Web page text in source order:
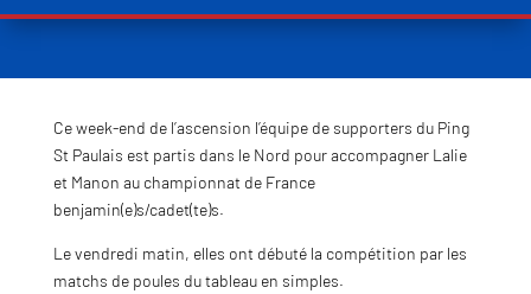
Ce week-end de l’ascension l’équipe de supporters du Ping
St Paulais est partis dans le Nord pour accompagner Lalie
et Manon au championnat de France
benjamin(e)s/cadet(te)s.
Le vendredi matin, elles ont débuté la compétition par les
matchs de poules du tableau en simples.